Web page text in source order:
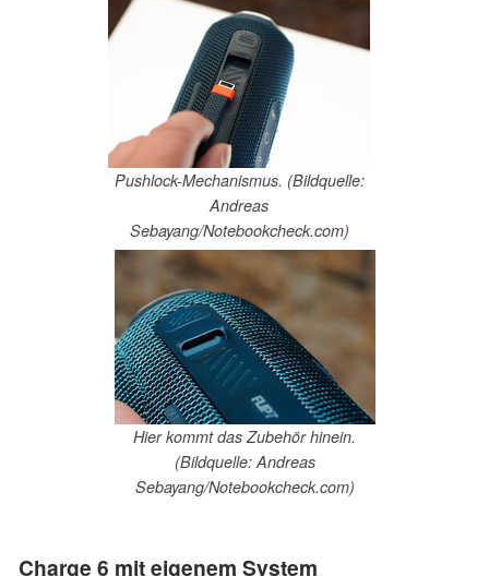
Pushlock-Mechanismus. (Bildquelle:
Andreas
Sebayang/Notebookcheck.com)
Hier kommt das Zubehör hinein.
(Bildquelle: Andreas
Sebayang/Notebookcheck.com)
Charge 6 mit eigenem System